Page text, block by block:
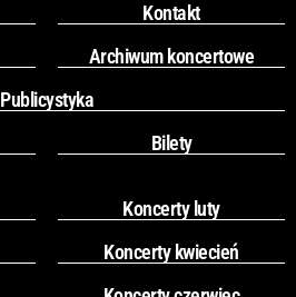
Kontakt
Archiwum koncertowe
Publicystyka
Bilety
Koncerty luty
Koncerty kwiecień